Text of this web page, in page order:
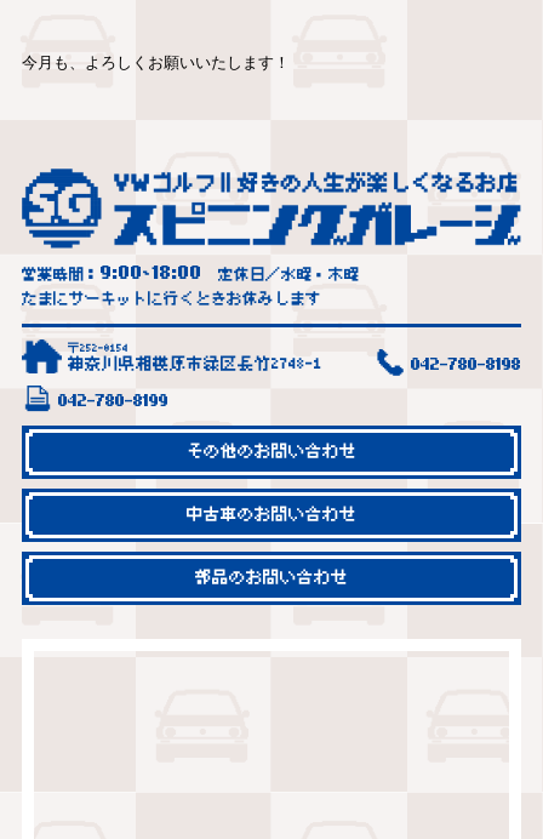
今月も、よろしくお願いいたします！
営業時間： 9:00~18:00
定休日／水曜・木曜
たまにサーキットに行くときお休みします
〒252-0154
神奈川県相模原市緑区長竹2748-1 042-780-8198
042-780-8199
その他のお問い合わせ
中古車のお問い合わせ
部品のお問い合わせ